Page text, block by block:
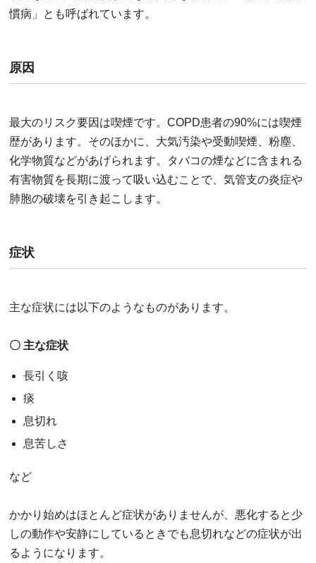
慣病」とも呼ばれています。
原因
最大のリスク要因は喫煙です。COPD患者の90%には喫煙
歴があります。そのほかに、大気汚染や受動喫煙、粉塵、
化学物質などがあげられます。タバコの煙などに含まれる
有害物質を長期に渡って吸い込むことで、気管支の炎症や
肺胞の破壊を引き起こします。
症状
主な症状には以下のようなものがあります。
〇 主な症状
長引く咳
痰
息切れ
息苦しさ
など
かかり始めはほとんど症状がありませんが、悪化すると少
しの動作や安静にしているときでも息切れなどの症状が出
るようになります。